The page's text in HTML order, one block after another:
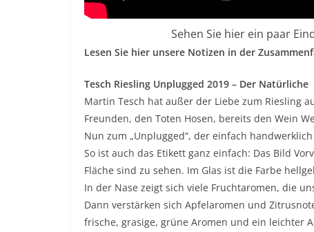
Sehen Sie hier ein paar
Lesen Sie hier unsere Notizen in der
Tesch Riesling Unplugged 2019 – Der Natürliche
Martin Tesch hat außer der Liebe zum Riesling
Freunden, den Toten Hosen, bereits den Wein
Nun zum „Unplugged“, der einfach
So ist auch das Etikett ganz einfach: Das Bild
Fläche sind zu sehen. Im Glas ist die Farbe
In der Nase zeigt sich viele Fruchtaromen, die
Dann verstärken sich Apfelaromen und
frische, grasige, grüne Aromen und ein leichter